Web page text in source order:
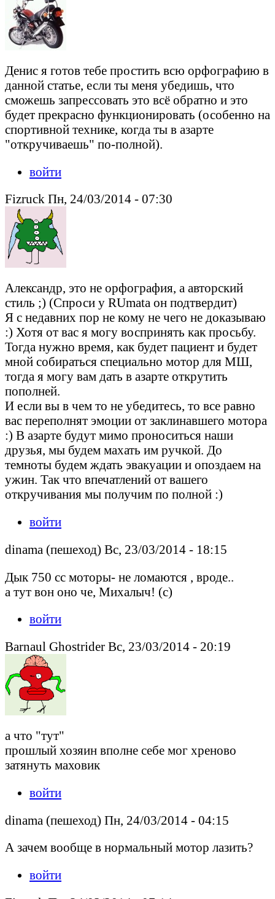
Денис я готов тебе простить всю орфографию в
данной статье, если ты меня убедишь, что
сможешь запрессовать это всё обратно и это
будет прекрасно функционировать (особенно на
спортивной технике, когда ты в азарте
"откручиваешь" по-полной).
войти
Fizruck Пн, 24/03/2014 - 07:30
Александр, это не орфография, а авторский
стиль ;) (Спроси у RUmata он подтвердит)
Я с недавних пор не кому не чего не доказываю
:) Хотя от вас я могу воспринять как просьбу.
Тогда нужно время, как будет пациент и будет
мной собираться специально мотор для МШ,
тогда я могу вам дать в азарте открутить
пополней.
И если вы в чем то не убедитесь, то все равно
вас переполнят эмоции от заклинавшего мотора
:) В азарте будут мимо проноситься наши
друзья, мы будем махать им ручкой. До
темноты будем ждать эвакуации и опоздаем на
ужин. Так что впечатлений от вашего
откручивания мы получим по полной :)
войти
dinama (пешеход) Вс, 23/03/2014 - 18:15
Дык 750 сс моторы- не ломаются , вроде..
а тут вон оно че, Михалыч! (с)
войти
Barnaul Ghostrider Вс, 23/03/2014 - 20:19
а что "тут"
прошлый хозяин вполне себе мог хреново
затянуть маховик
войти
dinama (пешеход) Пн, 24/03/2014 - 04:15
А зачем вообще в нормальный мотор лазить?
войти